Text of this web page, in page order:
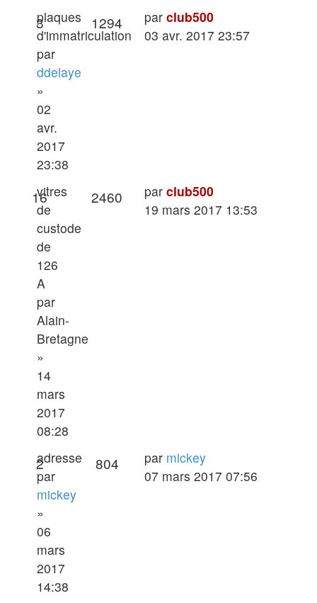
plaques
d'immatriculation
par
ddelaye
»
02
avr.
2017
23:38
3Réponses1294 VuesDernier
message
par club500
03 avr. 2017 23:57
vitres
de
custode
de
126
A
par
Alain-
Bretagne
»
14
mars
2017
08:28
16Réponses
2460 VuesDernier
message
par club500
19 mars 2017 13:53
adresse
par
mickey
»
06
mars
2017
14:38
2Réponses804VuesDernier
message
par mickey
07 mars 2017 07:56